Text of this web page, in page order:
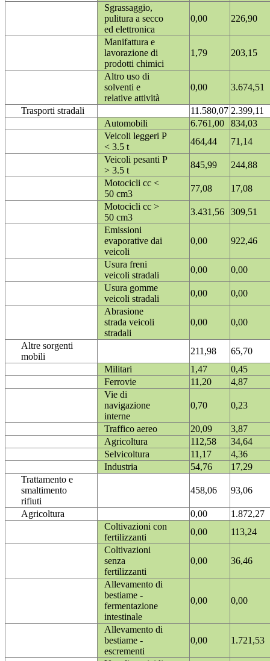
Sgrassaggio,
pulitura a secco
ed elettronica
0,00 226,90
Manifattura e
lavorazione di
prodotti chimici
1,79 203,15
Altro uso di
solventi e
relative attività
0,00 3.674,51
Trasporti stradali 11.580,07 2.399,11
Automobili
6.761,00
834,03
Veicoli leggeri P
< 3.5 t
464,44
71,14
Veicoli pesanti P
> 3.5 t
845,99
244,88
Motocicli cc <
50 cm3
77,08
17,08
Motocicli cc >
50 cm3
3.431,56
309,51
Emissioni
evaporative dai
veicoli
0,00 922,46
Usura freni
veicoli stradali
0,00
0,00
Usura gomme
veicoli stradali
0,00
0,00
Abrasione
strada veicoli
stradali
0,00 0,00
Altre sorgenti
mobili
211,98
65,70
Militari
1,47
0,45
Ferrovie
11,20
4,87
Vie di
navigazione
interne
0,70 0,23
Traffico aereo 20,09
3,87
Agricoltura
112,58
34,64
Selvicoltura
11,17
4,36
Industria
54,76
17,29
Trattamento e
smaltimento
rifiuti
458,06 93,06
Agricoltura 0,00
1.872,27
Coltivazioni con
fertilizzanti
0,00
113,24
Coltivazioni
senza
fertilizzanti
0,00 36,46
Allevamento di
bestiame -
fermentazione
intestinale
0,00 0,00
Allevamento di
bestiame -
escrementi
0,00 1.721,53